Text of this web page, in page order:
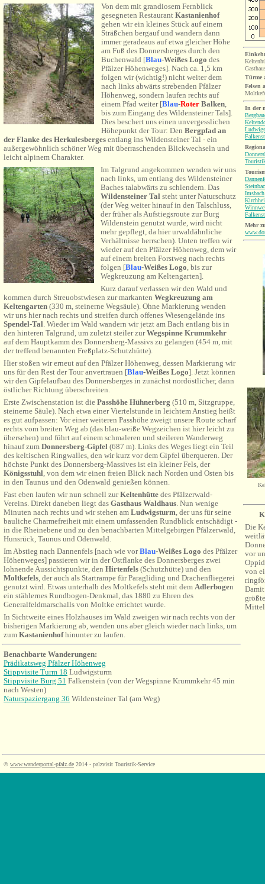
Von dem mit grandiosem Fernblick
gesegneten Restaurant Kastanienhof
gehen wir ein kleines Stück auf einem
Sträßchen bergauf und wandern dann
immer geradeaus auf etwa gleicher Höhe
am Fuß des Donnersberges durch den
Buchenwald [Blau-Weißes Logo des
Pfälzer Höhenweges]. Nach ca. 1,5 km
folgen wir (wichtig!) nicht weiter dem
nach links abwärts strebenden Pfälzer
Höhenweg, sondern laufen rechts auf
einem Pfad weiter [Blau-Roter Balken,
bis zum Eingang des Wildensteiner Tals].
Dies beschert uns einen unvergesslichen
Höhepunkt der Tour: Den Bergpfad an
der Flanke des Herkulesberges entlang ins Wildensteiner Tal - ein
außergewöhnlich schöner Weg mit überraschenden Blickwechseln und
leicht alpinem Charakter.
Im Talgrund angekommen wenden wir uns
nach links, um entlang des Wildensteiner
Baches talabwärts zu schlendern. Das
Wildensteiner Tal steht unter Naturschutz
(der Weg weiter hinauf in den Talschluss,
der früher als Aufstiegsroute zur Burg
Wildenstein genutzt wurde, wird nicht
mehr gepflegt, da hier urwaldähnliche
Verhältnisse herrschen). Unten treffen wir
wieder auf den Pfälzer Höhenweg, dem wir
auf einem breiten Forstweg nach rechts
folgen [Blau-Weißes Logo, bis zur
Wegkreuzung am Keltengarten].
Kurz darauf verlassen wir den Wald und
kommen durch Streuobstwiesen zur markanten Wegkreuzung am
Keltengarten (330 m, steinerne Wegsäule). Ohne Markierung wenden
wir uns hier nach rechts und streifen durch offenes Wiesengelände ins
Spendel-Tal. Wieder im Wald wandern wir jetzt am Bach entlang bis in
den hinteren Talgrund, um zuletzt steiler zurWegspinne Krummkehr
auf dem Hauptkamm des Donnersberg-Massivs zu gelangen (454 m, mit
der treffend benannten Freßplatz-Schutzhütte).
Hier stoßen wir erneut auf den Pfälzer Höhenweg, dessen Markierung wir
uns für den Rest der Tour anvertrauen [Blau-Weißes Logo]. Jetzt können
wir den Gipfelaufbau des Donnersberges in zunächst nordöstlicher, dann
östlicher Richtung überschreiten.
Erste Zwischenstation ist die Passhöhe Hühnerberg (510 m, Sitzgruppe,
steinerne Säule). Nach etwa einer Viertelstunde in leichtem Anstieg heißt
es gut aufpassen: Vor einer weiteren Passhöhe zweigt unsere Route scharf
rechts vom breiten Weg ab (das blau-weiße Wegzeichen ist hier leicht zu
übersehen) und führt auf einem schmaleren und steileren Wanderweg
hinauf zum Donnersberg-Gipfel (687 m). Links des Weges liegt ein Teil
des keltischen Ringwalles, den wir kurz vor dem Gipfel überqueren. Der
höchste Punkt des Donnersberg-Massives ist ein kleiner Fels, der
Königsstuhl, von dem wir einen freien Blick nach Norden und Osten bis
in den Taunus und den Odenwald genießen können.
Fast eben laufen wir nun schnell zurKeltenhütte des Pfälzerwald-
Vereins. Direkt daneben liegt das Gasthaus Waldhaus. Nun wenige
Minuten nach rechts und wir stehen am Ludwigsturm, der uns für seine
bauliche Charmefreiheit mit einem umfassenden Rundblick entschädigt -
in die Rheinebene und zu den benachbarten Mittelgebirgen Pfälzerwald,
Hunsrück, Taunus und Odenwald.
Im Abstieg nach Dannenfels [nach wie vorBlau-Weißes Logo des Pfälzer
Höhenweges] passieren wir in der Ostflanke des Donnersberges zwei
lohnende Aussichtspunkte, den Hirtenfels (Schutzhütte) und den
Moltkefels, der auch als Startrampe für Paragliding und Drachenfliegerei
genutzt wird. Etwas unterhalb des Moltkefels steht mit dem Adlerbogen
ein stählernes Rundbogen-Denkmal, das 1880 zu Ehren des
Generalfeldmarschalls von Moltke errichtet wurde.
In Sichtweite eines Holzhauses im Wald zweigen wir nach rechts von der
bisherigen Markierung ab, wenden uns aber gleich wieder nach links, um
zum Kastanienhofhinunter zu laufen.
Benachbarte Wanderungen:
Prädikatsweg Pfälzer Höhenweg
Stippvisite Turm 18 Ludwigsturm
Stippvisite Burg 51 Falkenstein (von der Wegspinne Krummkehr 45 min
nach Westen)
Naturspaziergang 36 Wildensteiner Tal (am Weg)
Türme
Felsen
In der
Imsbach
Mehr
Die
vor
von
© www.wanderportal-pfalz.de 2014 - palzvisit Touristik-Service